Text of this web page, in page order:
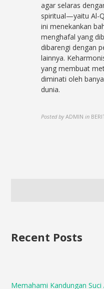
agar selaras
spiritual—yaitu Al-
ini menekankan
menghafal yang
dibarengi dengan
lainnya.
yang membuat
diminati oleh
dunia.
Posted by ADMIN in
Recent Posts
Memahami Kandungan Suci